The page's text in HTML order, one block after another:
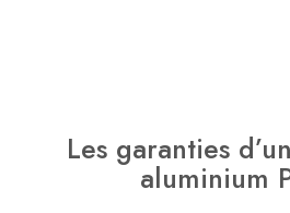
Les garanties
aluminium